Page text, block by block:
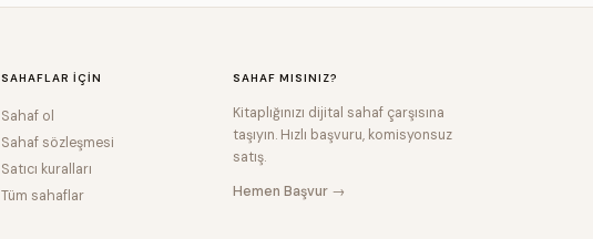
SAHAFLAR IÇIN
Sahaf ol
Sahaf sözleşmesi
Satıcı kuralları
Tüm sahaflar
SAHAF MISINIZ?
Kitaplığınızı dijital sahaf çarşısına
taşıyın. Hızlı başvuru, komisyonsuz
satış.
Hemen Başvur →